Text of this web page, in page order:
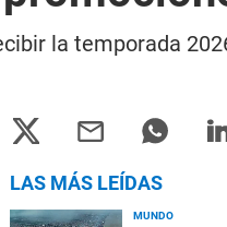
la temporada
LAS MÁS LEÍDAS
MUNDO